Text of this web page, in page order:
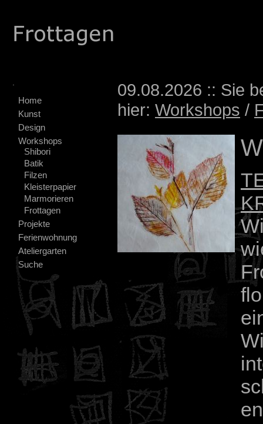
Home
Kunst
Design
Workshops
Shibori
Batik
Filzen
Kleisterpapier
Marmorieren
Frottagen
Projekte
Ferienwohnung
Ateliergarten
Suche
09.08.2026 :: Sie
hier: Workshops /